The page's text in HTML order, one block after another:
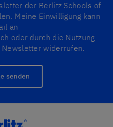
der Berlitz Schools of
Meine Einwilligung kann
an
oder durch die Nutzung
widerrufen.
senden